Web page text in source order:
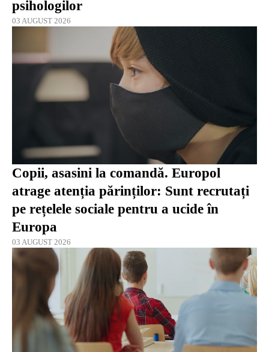
psihologilor
03 AUGUST 2026
Copii, asasini la comandă. Europol
atrage atenția părinților: Sunt recrutați
pe rețelele sociale pentru a ucide în
Europa
03 AUGUST 2026